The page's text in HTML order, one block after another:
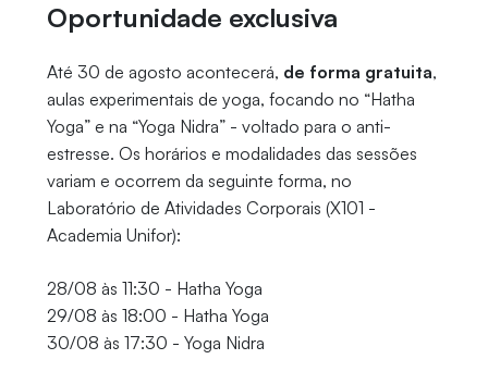
Oportunidade exclusiva
Até 30 de agosto acontecerá, de forma gratuita,
aulas experimentais de yoga, focando no “Hatha
Yoga” e na “Yoga Nidra” - voltado para o anti-
estresse. Os horários e modalidades das sessões
variam e ocorrem da seguinte forma, no
Laboratório de Atividades Corporais (X101 -
Academia Unifor):
28/08 às 11:30 - Hatha Yoga
29/08 às 18:00 - Hatha Yoga
30/08 às 17:30 - Yoga Nidra